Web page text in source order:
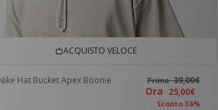
ACQUISTO VELOCE
Hat Bucket Apex Boonie Prima39,00€
Ora 25,00€
Sconto 36%